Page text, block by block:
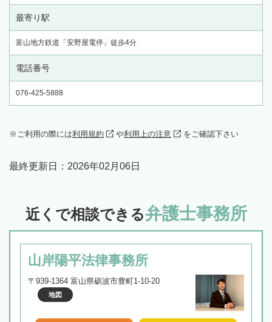
最寄り駅
富山地方鉄道「安野屋電停」徒歩4分
電話番号
076-425-5888
ご利用の際には利用規約 や利用上の注意 をご確認下さい
最終更新日： 2026年02月06日
近くで相談できる弁護士事務所
山岸陽平法律事務所
〒939-1364 富山県砺波市豊町1-10-20
地図